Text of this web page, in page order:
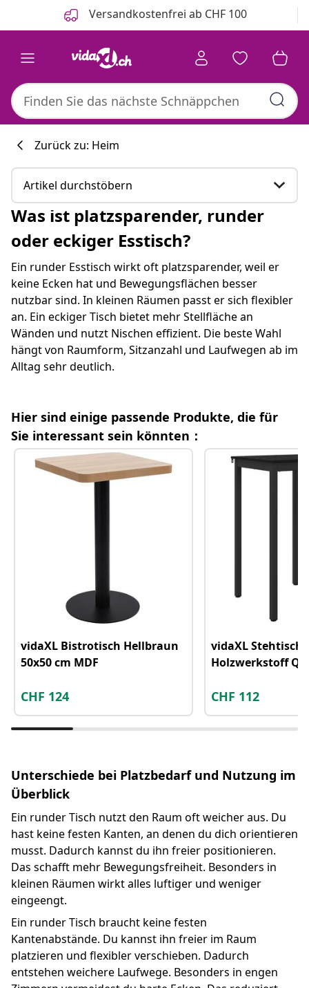
Versandkostenfrei ab CHF 100
Zurück zu: Heim
Artikel durchstöbern
Was ist platzsparender, runder oder eckiger
Esstisch?
Hier sind einige passende Produkte, die für Sie
interessant sein könnten：
Unterschiede bei Platzbedarf und Nutzung im
Überblick
Relevante Kategorielinks
Was ist platzsparender, runder
oder eckiger Esstisch?
Ein runder Esstisch wirkt oft platzsparender, weil er
keine Ecken hat und Bewegungsflächen besser
nutzbar sind. In kleinen Räumen passt er sich flexibler
an. Ein eckiger Tisch bietet mehr Stellfläche an
Wänden und nutzt Nischen effizient. Die beste Wahl
hängt von Raumform, Sitzanzahl und Laufwegen ab im
Alltag sehr deutlich.
Hier sind einige passende Produkte, die für
Sie interessant sein könnten：
vidaXL Bistrotisch Hellbraun
50x50 cm MDF
CHF 124
vidaXL Stehtisch
Holzwerkstoff
CHF 112
Unterschiede bei Platzbedarf und Nutzung im
Überblick
Ein runder Tisch nutzt den Raum oft weicher aus. Du
hast keine festen Kanten, an denen du dich orientieren
musst. Dadurch kannst du ihn freier positionieren.
Das schafft mehr Bewegungsfreiheit. Besonders in
kleinen Räumen wirkt alles luftiger und weniger
eingeengt.
Ein runder Tisch braucht keine festen
Kantenabstände. Du kannst ihn freier im Raum
platzieren und flexibler verschieben. Dadurch
entstehen weichere Laufwege. Besonders in engen